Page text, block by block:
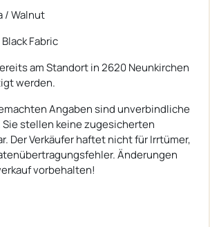
/ Walnut
Black Fabric
am Standort in 2620 Neunkirchen
werden.
Angaben sind unverbindliche
stellen keine zugesicherten
Der Verkäufer haftet nicht für Irrtümer,
Änderungen
vorbehalten!